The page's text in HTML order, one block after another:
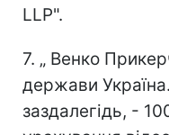
LLP".
7. „ Венко
держави
заздалегідь, -